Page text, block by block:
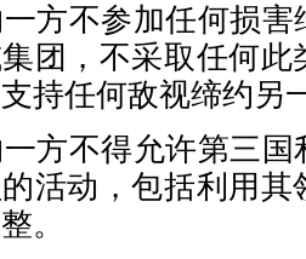
方不参加任何损
团，不采取任何
持任何敌视缔约另
方不得允许第三
活动，包括利用
。